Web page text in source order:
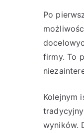
Po
firmy. To
Kolejnym
wyników.